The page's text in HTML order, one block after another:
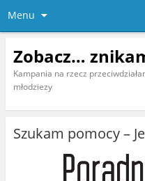
Menu
Zobacz…
Kampania na rzecz
młodziezy
Szukam pomocy –